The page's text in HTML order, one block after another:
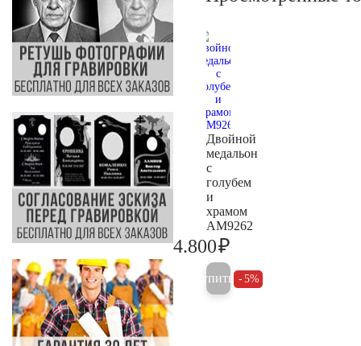
Двойной
медальон
с
голубем
и
храмом
AM9262
4.800₽
Купить 5%